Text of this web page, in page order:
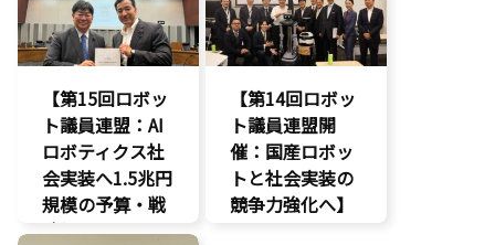
知的財産
経済政策
環境部会
【第15回ロボッ
ト議員連盟：AI
ロボティクス社
会実装へ1.5兆円
規模の予算・戦
略提言】
【第14回ロボッ
ト議員連盟開
催：国産ロボッ
トと社会実装の
競争力強化へ】